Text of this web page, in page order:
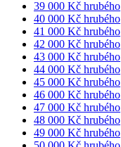
39 000 Kč hrubého
40 000 Kč hrubého
41 000 Kč hrubého
42 000 Kč hrubého
43 000 Kč hrubého
44 000 Kč hrubého
45 000 Kč hrubého
46 000 Kč hrubého
47 000 Kč hrubého
48 000 Kč hrubého
49 000 Kč hrubého